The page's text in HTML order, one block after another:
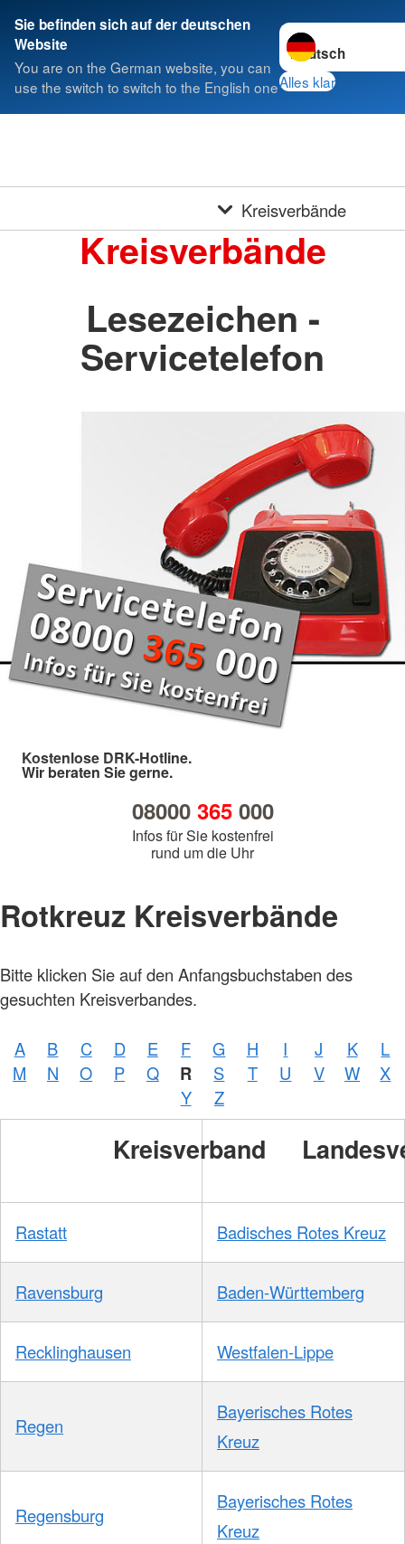
Sie befinden sich auf der deutschen
Website
You are on the German website, you can
use the switch to switch to the English one
Sprache wechseln
Alles klar
Kreisverbände
Kreisverbände
Lesezeichen -
Servicetelefon
Kostenlose DRK-Hotline.
Wir beraten Sie gerne.
08000 365000
Infos für Sie kostenfrei
rund um die Uhr
Rotkreuz Kreisverbände
Bitte klicken Sie auf den Anfangsbuchstaben des
gesuchten Kreisverbandes.
A B C D E F G H I J K
L
M
N O P Q R S T U V W
X
Y
Z
Kreisverband
Rastatt Badisches Rotes Kreuz
Ravensburg Baden-Württemberg
Recklinghausen Westfalen-Lippe
Regen
Bayerisches Rotes
Kreuz
Regensburg
Bayerisches Rotes
Kreuz